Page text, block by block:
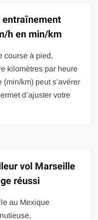
h en min/km
course à pied,
kilomètres par heure
km) peut s’avérer
d’ajuster votre
vol Marseille
réussi
au Mexique